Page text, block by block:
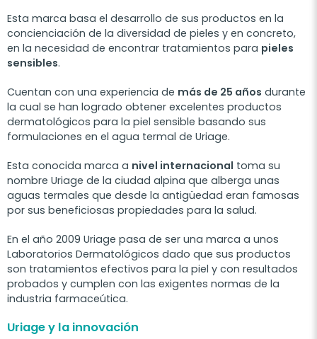
Esta marca basa el desarrollo de sus productos en la
concienciación de la diversidad de pieles y en concreto,
en la necesidad de encontrar tratamientos para pieles
sensibles.
Cuentan con una experiencia de más de 25 años durante
la cual se han logrado obtener excelentes productos
dermatológicos para la piel sensible basando sus
formulaciones en el agua termal de Uriage.
Esta conocida marca a nivel internacional toma su
nombre Uriage de la ciudad alpina que alberga unas
aguas termales que desde la antigüedad eran famosas
por sus beneficiosas propiedades para la salud.
En el año 2009 Uriage pasa de ser una marca a unos
Laboratorios Dermatológicos dado que sus productos
son tratamientos efectivos para la piel y con resultados
probados y cumplen con las exigentes normas de la
industria farmaceútica.
Uriage y la innovación